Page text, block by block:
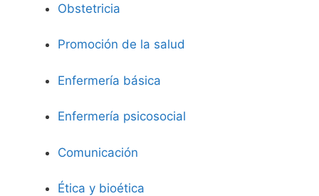
Obstetricia
Promoción de la salud
Enfermería básica
Enfermería psicosocial
Comunicación
Ética y bioética